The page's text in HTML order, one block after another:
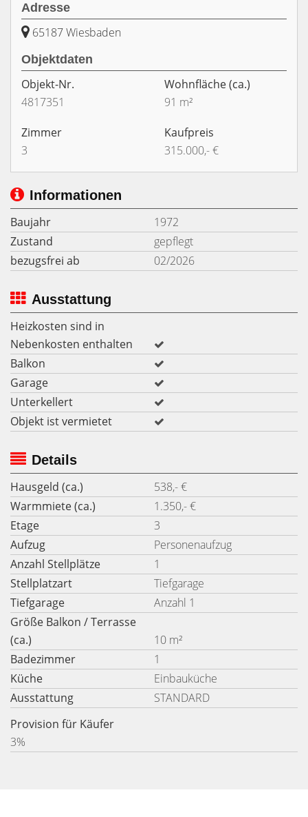
Adresse
65187 Wiesbaden
Objektdaten
Objekt-Nr.
4817351
Wohnfläche(ca.)
91 m²
Zimmer
3
Kaufpreis
315.000,- €
Informationen
Baujahr
1972
Zustand
gepflegt
bezugsfrei ab
02/2026
Ausstattung
Heizkosten sind in
Nebenkosten enthalten
Balkon
Garage
Unterkellert
Objekt ist vermietet
Details
Hausgeld (ca.)
538,- €
Warmmiete (ca.)
1.350,- €
Etage
3
Aufzug
Personenaufzug
Anzahl Stellplätze
1
Stellplatzart
Tiefgarage
Tiefgarage
Anzahl 1
Größe Balkon / Terrasse
(ca.)
10 m²
Badezimmer
1
Küche
Einbauküche
Ausstattung
STANDARD
Provision für Käufer
3%